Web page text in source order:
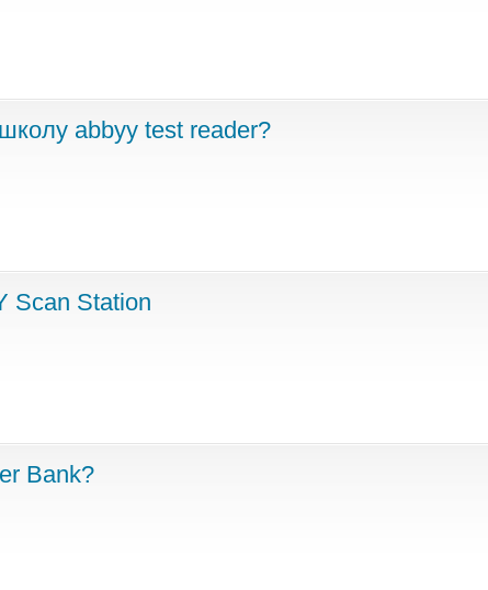
abbyy test reader?
Scan Station
Bank?